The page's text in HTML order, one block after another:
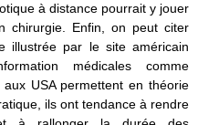
à distance pourrait y jouer
chirurgie. Enfin, on peut citer
illustrée par le site américain
médicales comme
USA permettent en théorie
ils ont tendance à rendre